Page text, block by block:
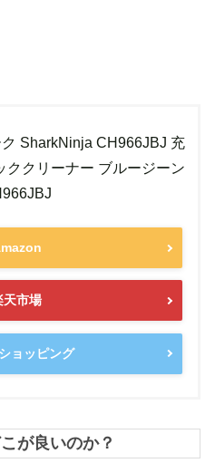
ク SharkNinja CH966JBJ 充
ククリーナー ブルージーン
天市場
ョッピング
が良いのか？